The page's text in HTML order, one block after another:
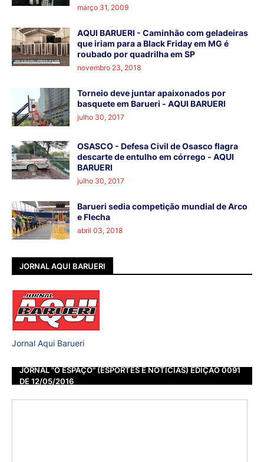
março 31, 2009
AQUI BARUERI - Caminhão com geladeiras
que iriam para a Black Friday em MG é
roubado por quadrilha em SP
novembro 23, 2018
Torneio deve juntar apaixonados por
basquete em Barueri - AQUI BARUERI
julho 30, 2017
OSASCO - Defesa Civil de Osasco flagra
descarte de entulho em córrego - AQUI
BARUERI
julho 30, 2017
Barueri sedia competição mundial de Arco
e Flecha
abril 03, 2018
JORNAL AQUI BARUERI
Jornal Aqui Barueri
JORNAL "O ESPAÇO" (ESPORTES E NOTÍCIAS) EDIÇÃO 0091
DE 12/05/2016